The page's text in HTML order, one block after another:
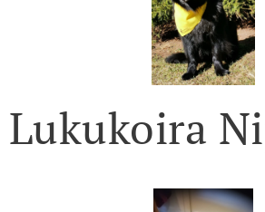
Lukukoira